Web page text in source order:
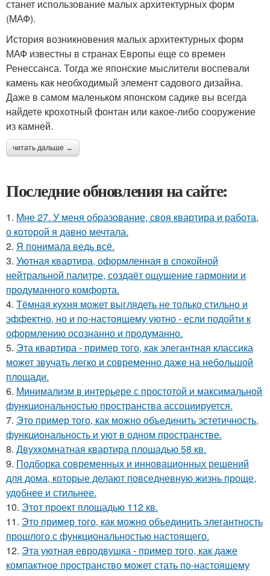
станет использование малых архитектурных форм
(МАФ).
История возникновения малых архитектурных форм
МАФ известны в странах Европы еще со времен
Ренессанса. Тогда же японские мыслители воспевали
камень как необходимый элемент садового дизайна.
Даже в самом маленьком японском садике вы всегда
найдете крохотный фонтан или какое-либо сооружение
из камней.
читать дальше →
Последние обновления на сайте:
1. Мне 27. У меня образование, своя квартира и работа,
о которой я давно мечтала.
2. Я понимала ведь всё.
3. Уютная квартира, оформленная в спокойной
нейтральной палитре, создаёт ощущение гармонии и
продуманного комфорта.
4. Тёмная кухня может выглядеть не только стильно и
эффектно, но и по-настоящему уютно - если подойти к
оформлению осознанно и продуманно.
5. Эта квартира - пример того, как элегантная классика
может звучать легко и современно даже на небольшой
площади.
6. Минимализм в интерьере с простотой и максимальной
функциональностью пространства ассоциируется.
7. Это пример того, как можно объединить эстетичность,
функциональность и уют в одном пространстве.
8. Двухкомнатная квартира площадью 58 кв.
9. Подборка современных и инновационных решений
для дома, которые делают повседневную жизнь проще,
удобнее и стильнее.
10. Этот проект площадью 112 кв.
11. Это пример того, как можно объединить элегантность
прошлого с функциональностью настоящего.
12. Эта уютная евродвушка - пример того, как даже
компактное пространство может стать по-настоящему